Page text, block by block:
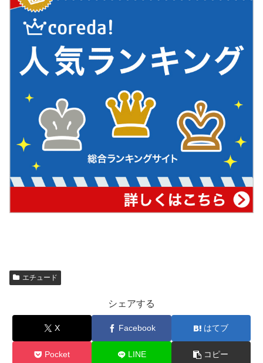
エチュード
シェアする
X Facebook はてブ
Pocket LINE コピー